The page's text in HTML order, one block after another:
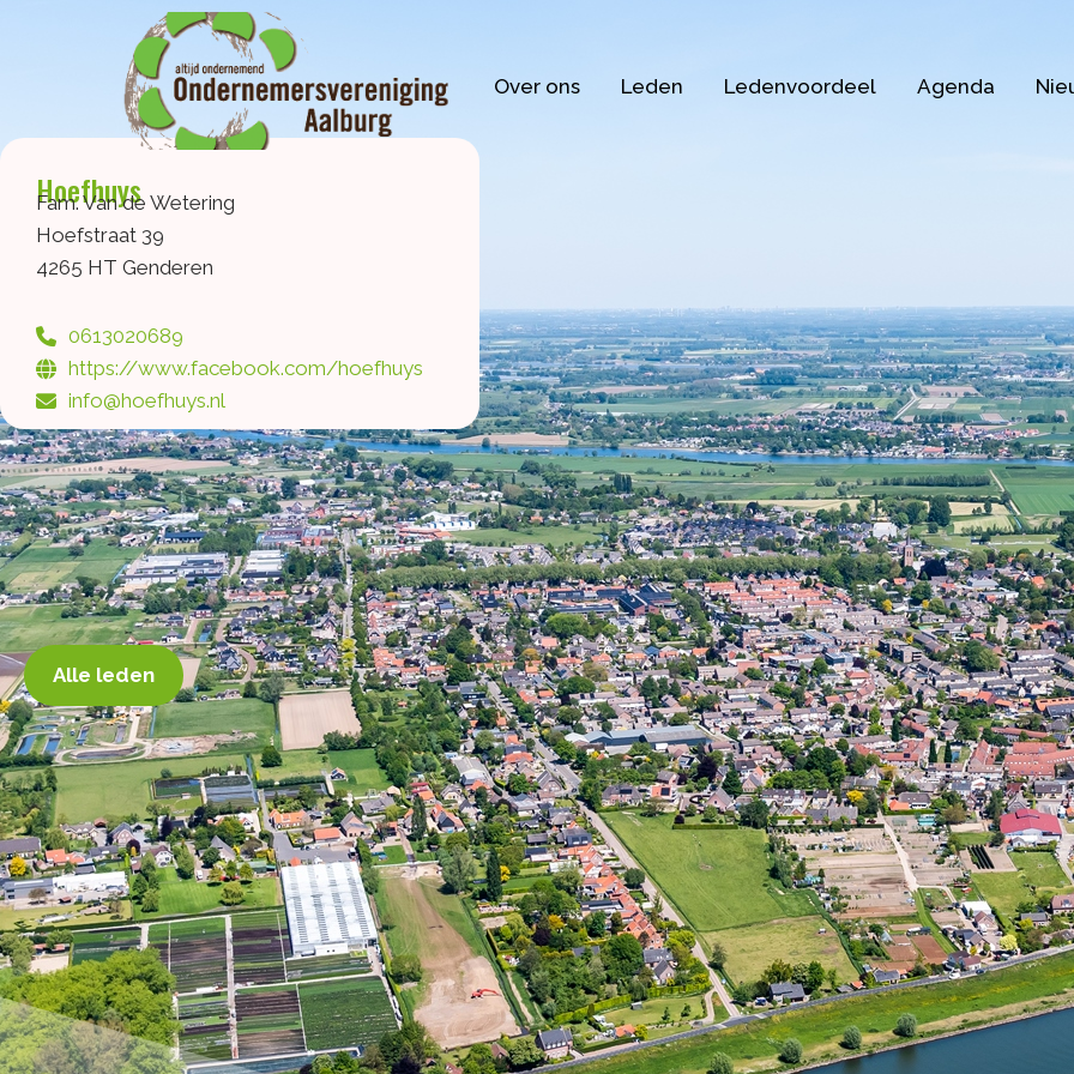
Over ons Leden Ledenvoordeel Agenda
Hoefhuys
Fam. Van de Wetering
Hoefstraat 39
4265 HT Genderen
0613020689
https://www.facebook.com/hoefhuys
info@hoefhuys.nl
Alle leden